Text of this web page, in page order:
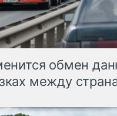
обмен
между